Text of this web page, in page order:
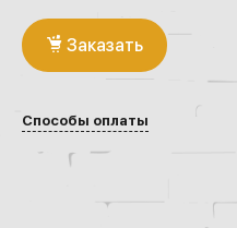
Заказать
Способы оплаты